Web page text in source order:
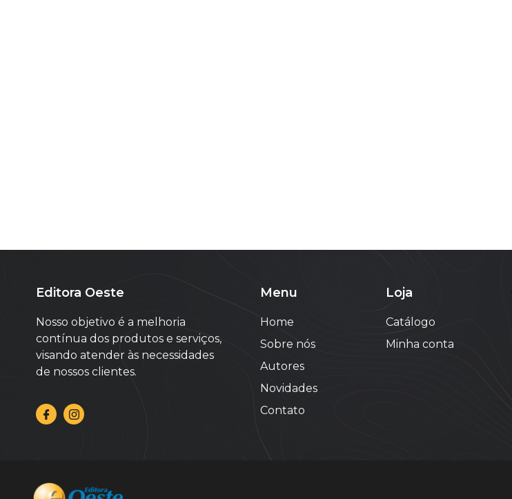
Editora Oeste
Nosso objetivo é a melhoria
contínua dos produtos e serviços,
visando atender às necessidades
de nossos clientes.
Menu
Home
Sobre nós
Autores
Novidades
Contato
Loja
Catálogo
Minha conta